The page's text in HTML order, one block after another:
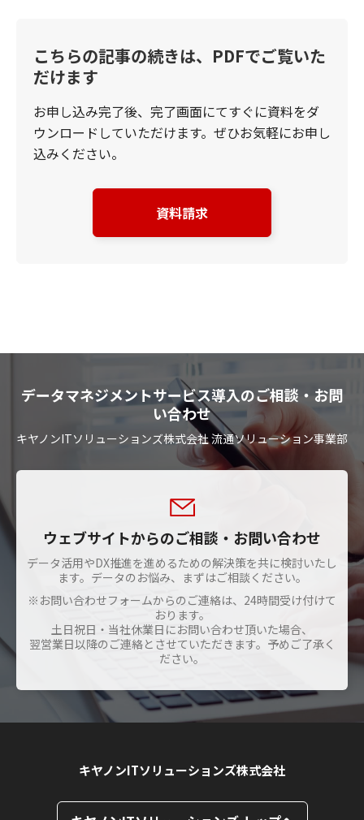
こちらの記事の続きは、PDFでご覧いた
だけます
お申し込み完了後、完了画面にてすぐに資料をダ
ウンロードしていただけます。ぜひお気軽にお申し
込みください。
資料請求
データマネジメントサービス導入のご相談・お問
い合わせ
キヤノンITソリューションズ株式会社 流通ソリューション事業部
ウェブサイトからのご相談・お問い合わせ
データ活用やDX推進を進めるための解決策を共に検討いたし
ます。データのお悩み、まずはご相談ください。
※お問い合わせフォームからのご連絡は、24時間受け付けて
おります。
土日祝日・当社休業日にお問い合わせ頂いた場合、
翌営業日以降のご連絡とさせていただきます。予めご了承く
ださい。
キヤノンITソリューションズ株式会社